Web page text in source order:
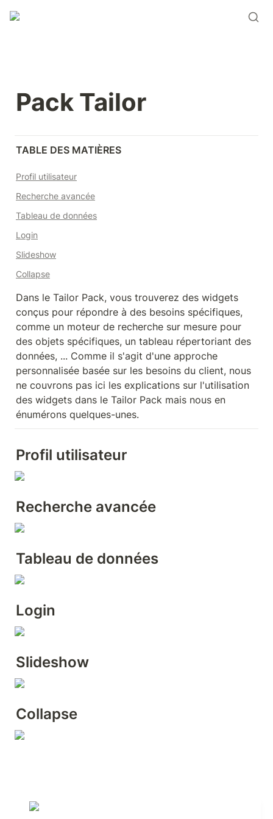
Pack Tailor
TABLE DES MATIÈRES
Profil utilisateur
Recherche avancée
Tableau de données
Login
Slideshow
Collapse
Dans le Tailor Pack, vous trouverez des widgets
conçus pour répondre à des besoins spécifiques,
comme un moteur de recherche sur mesure pour
des objets spécifiques, un tableau répertoriant des
données, ... Comme il s'agit d'une approche
personnalisée basée sur les besoins du client, nous
ne couvrons pas ici les explications sur l'utilisation
des widgets dans le Tailor Pack mais nous en
énumérons quelques-unes.
Profil utilisateur
Recherche avancée
Tableau de données
Login
Slideshow
Collapse